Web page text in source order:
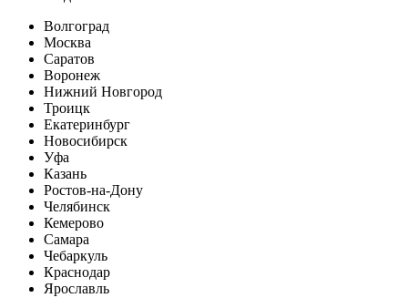
Волгоград
Москва
Саратов
Воронеж
Нижний Новгород
Троицк
Екатеринбург
Новосибирск
Уфа
Казань
Ростов-на-Дону
Челябинск
Кемерово
Самара
Чебаркуль
Краснодар
Ярославль